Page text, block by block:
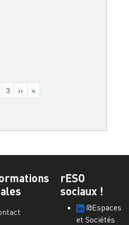
Page
3 Page suivante
›› Dernière page
»
rESO
sociaux !
@Espaces
et Sociétés